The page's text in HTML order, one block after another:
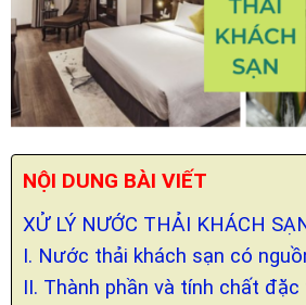
NỘI DUNG BÀI VIẾT
XỬ LÝ NƯỚC THẢI KHÁCH
I. Nước thải khách sạn có
II. Thành phần và tính chất